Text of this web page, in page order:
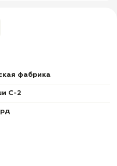
фабрика
С-2